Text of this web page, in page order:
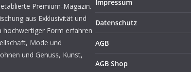
Premium-Magazin.
aus Exklusivität und
hochwertiger Form erfahren
Mode und
und Genuss, Kunst,
Impressum
Datenschutz
AGB
AGB Shop